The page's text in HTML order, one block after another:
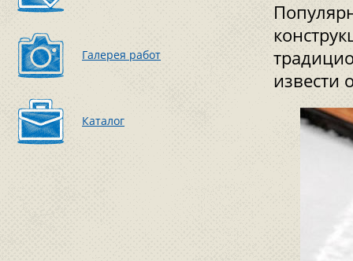
Галерея работ
Каталог
извести